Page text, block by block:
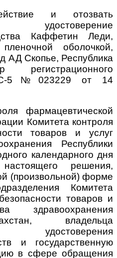
и отозвать
удостоверение
Каффетин Леди,
оболочкой,
АД Скопье, Республика
ЛС-5№023229 от 14
фармацевтической
Комитета контроля
товаров и услуг
Республики
календарного дня
решения,
(произвольной) форме
Комитета
товаров и
здравоохранения
владельца
удостоверения
и государственную
в сфере обращения